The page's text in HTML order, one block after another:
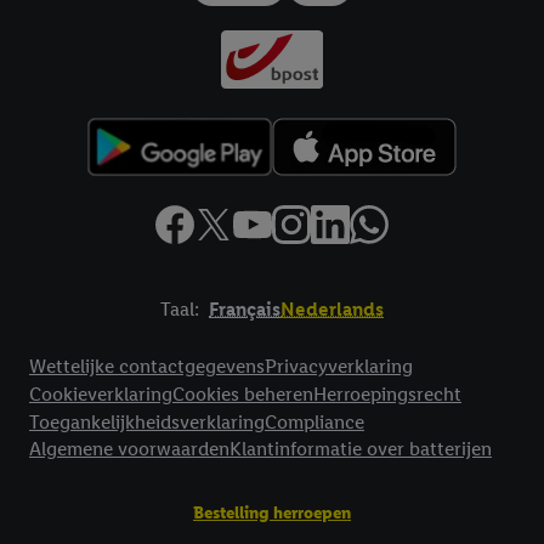
Taal: FrançaisNederlands
Wettelijke contactgegevensPrivacyverklaring
CookieverklaringCookies beherenHerroepingsrecht
ToegankelijkheidsverklaringCompliance
Algemene voorwaardenKlantinformatie over batterijen
Bestelling herroepen